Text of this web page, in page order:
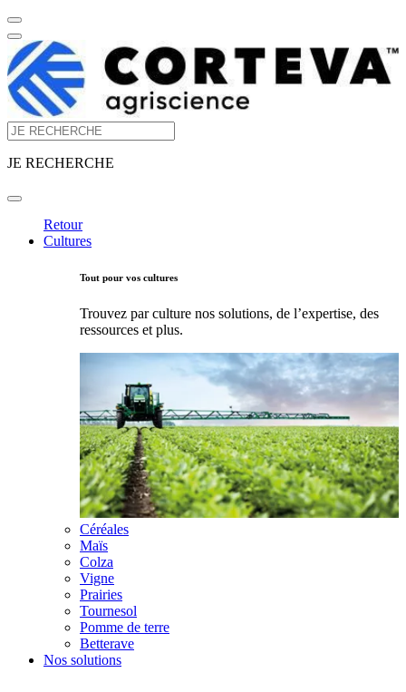
JE RECHERCHE
Retour
Cultures
Tout pour vos cultures
Trouvez par culture nos solutions, de l’expertise, des
ressources et plus.
Céréales
Maïs
Colza
Vigne
Prairies
Tournesol
Pomme de terre
Betterave
Nos solutions